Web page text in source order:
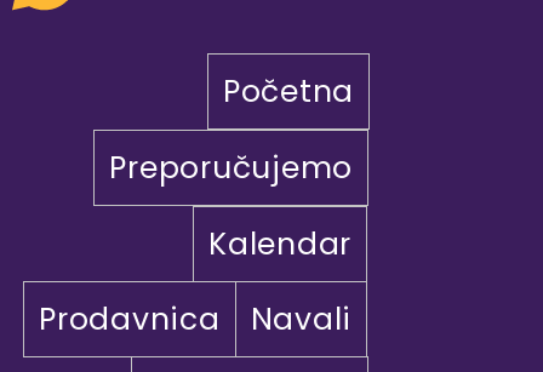
Početna
Preporučujemo
Kalendar
Prodavnica
Navali